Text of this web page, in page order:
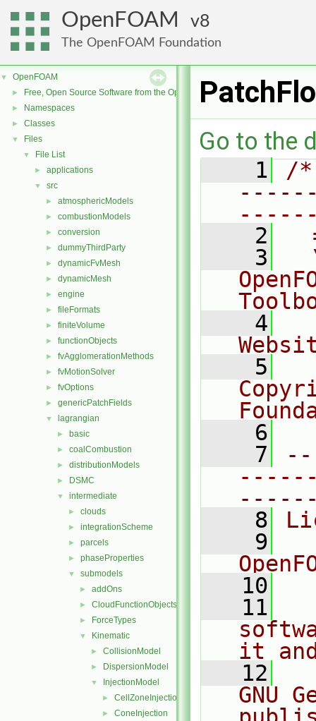
OpenFOAM 8
The OpenFOAM Foundation
▼ OpenFOAM
► Free, Open Source Software from the OpenFOAM Foundation
► Namespaces
► Classes
▼ Files
▼ File List
► applications
▼ src
► atmosphericModels
► combustionModels
► conversion
► dummyThirdParty
► dynamicFvMesh
► dynamicMesh
► engine
► fileFormats
► finiteVolume
► functionObjects
► fvAgglomerationMethods
► fvMotionSolver
► fvOptions
► genericPatchFields
▼ lagrangian
► basic
► coalCombustion
► distributionModels
► DSMC
▼ intermediate
► clouds
► integrationScheme
► parcels
► phaseProperties
▼ submodels
► addOns
► CloudFunctionObjects
► ForceTypes
▼ Kinematic
► CollisionModel
► DispersionModel
▼ InjectionModel
► CellZoneInjection
► ConeInjection
Go to the
    1
/
    2
    3
    4
    5
    6
    7
    8
    9
   10
   11
it
   12
GNU